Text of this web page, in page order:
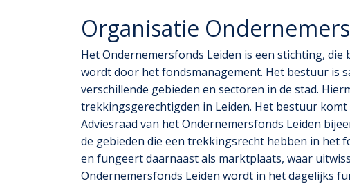
Organisatie
Het Ondernemersfonds Leiden is een stichting,
wordt door het fondsmanagement. Het bestuur is
verschillende gebieden en sectoren in de stad.
trekkingsgerechtigden in Leiden. Het bestuur
Adviesraad van het Ondernemersfonds Leiden
de gebieden die een trekkingsrecht hebben in het
en fungeert daarnaast als marktplaats, waar
Ondernemersfonds Leiden wordt in het dagelijks